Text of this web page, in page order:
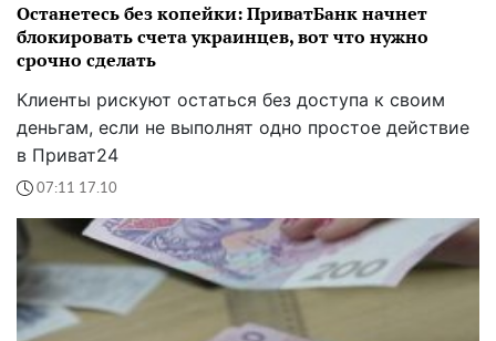
Останетесь без копейки: ПриватБанк начнет
блокировать счета украинцев, вот что нужно
срочно сделать
Клиенты рискуют остаться без доступа к своим
деньгам, если не выполнят одно простое действие
в Приват24
07:11 17.10